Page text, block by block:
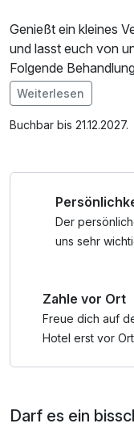
Genießt ein kleines
und lasst euch von
Folgende
Gesichtsreinigung,
Hautunreinheiten,
Handpeeling und
Im Angebot
Saunabenutzung,
Weiterlesen
Buchbar bis 21.12.2027.
Der
uns sehr
Zahle vor Ort
Freue dich auf
Hotel erst vor
Darf es ein